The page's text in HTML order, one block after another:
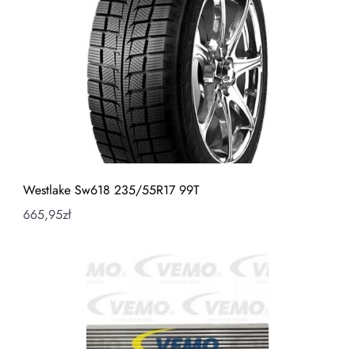
Westlake Sw618 235/55R17 99T
665,95zł